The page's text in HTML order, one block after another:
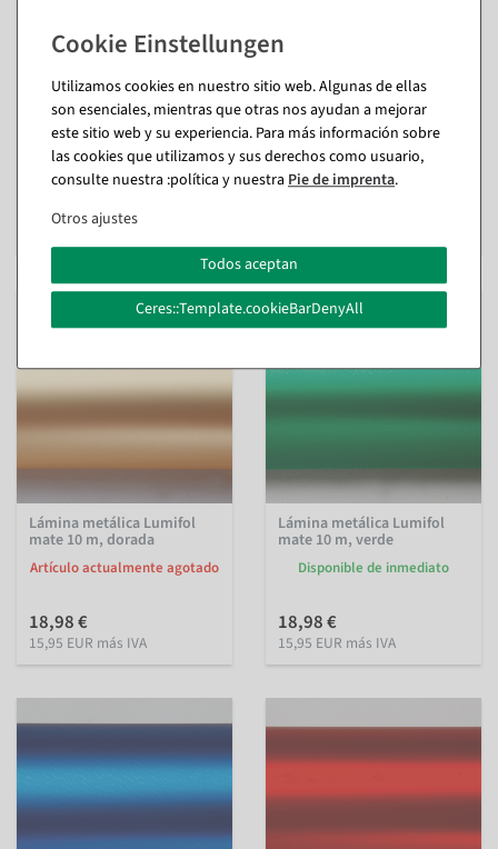
Lumifol metallic film
brillante 10 m, 100 cm
ancho, rojo
Disponible de inmediato
18,98 €
15,95 EUR más IVA
Lámina metálica Lumifol
mate 10 m, plata
Disponible de inmediato
18,98 €
Lámina metálica Lumifol
mate 10 m, dorada
Artículo actualmente agotado
18,98 €
15,95 EUR más IVA
Lámina metálica Lumifol
mate 10 m, verde
Disponible de inmediato
18,98 €
15,95 EUR más IVA
Utilizamos cookies en nuestro sitio web. Algunas de ellas
son esenciales, mientras que otras nos ayudan a mejorar
este sitio web y su experiencia. Para más información sobre
las cookies que utilizamos y sus derechos como usuario,
consulte nuestra :política y nuestra Pie de imprenta.
Otros ajustes
Todos aceptan
Ceres::Template.cookieBarDenyAll